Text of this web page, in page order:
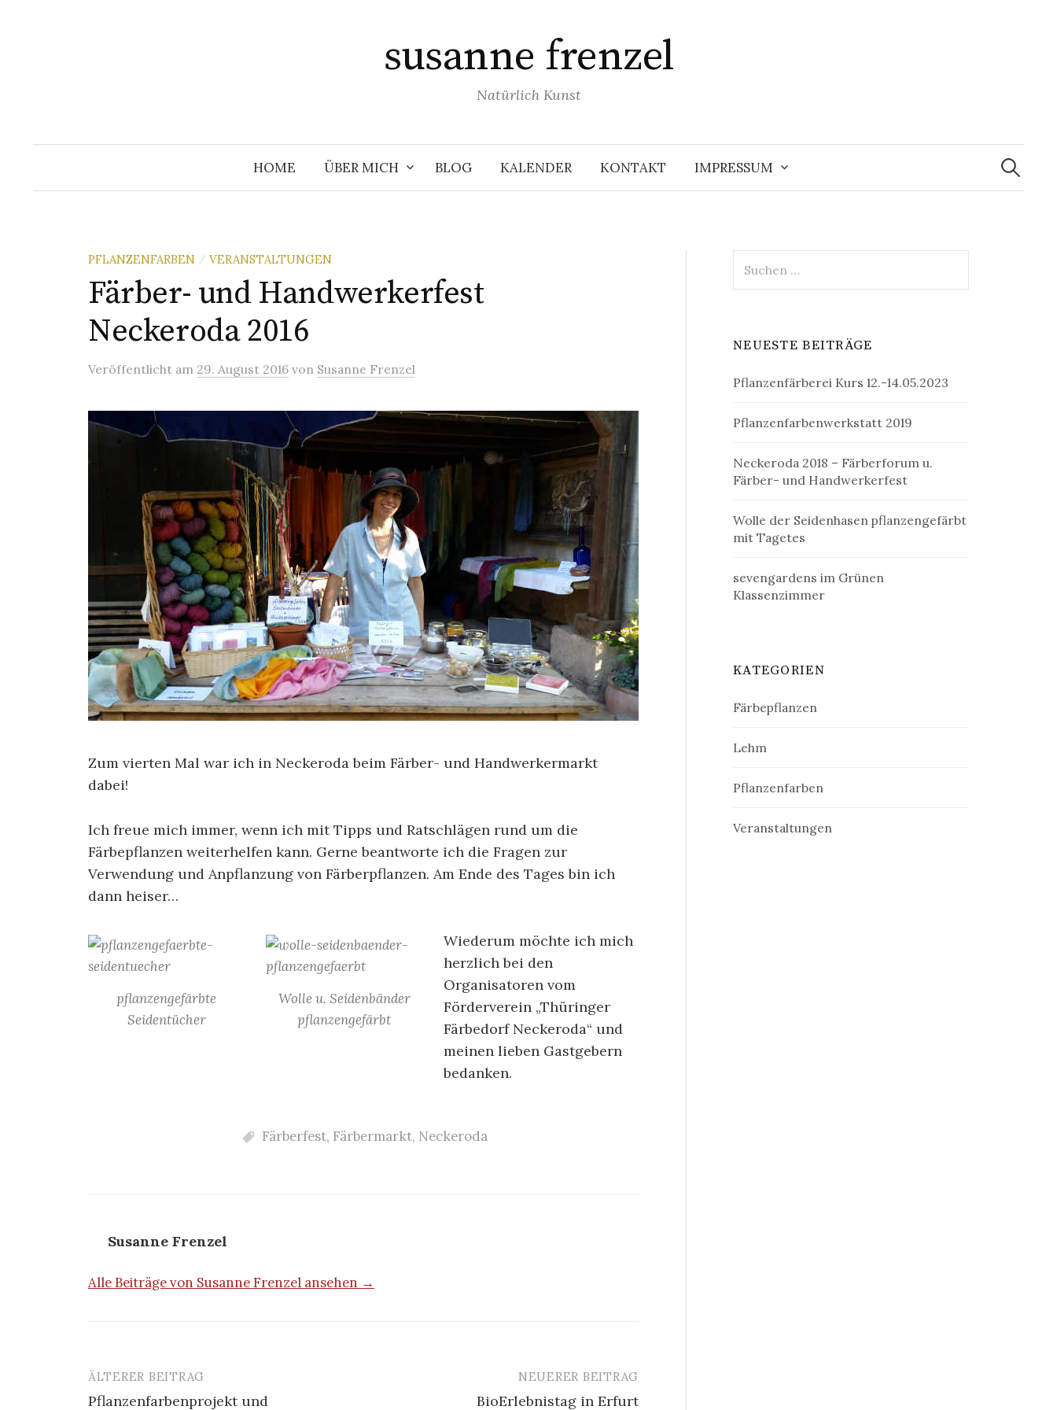
susanne frenzel
Natürlich Kunst
HOME ÜBER MICH BLOG KALENDER KONTAKT IMPRESSUM
Suchen
nach:
PFLANZENFARBEN / VERANSTALTUNGEN
Färber- und Handwerkerfest
Neckeroda 2016
Veröffentlicht am 29. August 2016 von Susanne Frenzel
Zum vierten Mal war ich in Neckeroda beim Färber- und Handwerkermarkt
dabei!
Ich freue mich immer, wenn ich mit Tipps und Ratschlägen rund um die
Färbepflanzen weiterhelfen kann. Gerne beantworte ich die Fragen zur
Verwendung und Anpflanzung von Färberpflanzen. Am Ende des Tages bin ich
dann heiser…
pflanzengefärbte
Seidentücher
Wolle u. Seidenbänder
pflanzengefärbt
Wiederum möchte ich mich
herzlich bei den
Organisatoren vom
Förderverein „Thüringer
Färbedorf Neckeroda“ und
meinen lieben Gastgebern
bedanken.
Färberfest, Färbermarkt, Neckeroda
Susanne Frenzel
Alle Beiträge von Susanne Frenzel ansehen →
Beitrags-
ÄLTERER BEITRAG
Pflanzenfarbenprojekt und
NEUERER BEITRAG
BioErlebnistag in Erfurt
nach:
NEUESTE BEITRÄGE
Pflanzenfärberei Kurs 12.-14.05.2023
Pflanzenfarbenwerkstatt 2019
Neckeroda 2018 – Färberforum u.
Färber- und Handwerkerfest
Wolle der Seidenhasen pflanzengefärbt
mit Tagetes
sevengardens im Grünen
Klassenzimmer
KATEGORIEN
Färbepflanzen
Lehm
Pflanzenfarben
Veranstaltungen